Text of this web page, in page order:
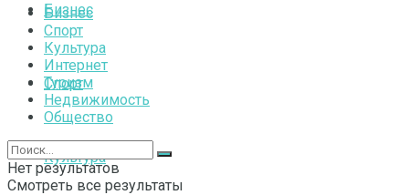
Бизнес
Спорт
Культура
Бизнес
Спорт
Культура
Интернет
Туризм
Недвижимость
Общество
Нет результатов
Смотреть все результаты